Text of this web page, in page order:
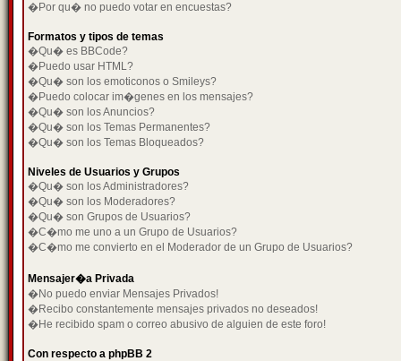
�Por qu� no puedo votar en encuestas?
Formatos y tipos de temas
�Qu� es BBCode?
�Puedo usar HTML?
�Qu� son los emoticonos o Smileys?
�Puedo colocar im�genes en los mensajes?
�Qu� son los Anuncios?
�Qu� son los Temas Permanentes?
�Qu� son los Temas Bloqueados?
Niveles de Usuarios y Grupos
�Qu� son los Administradores?
�Qu� son los Moderadores?
�Qu� son Grupos de Usuarios?
�C�mo me uno a un Grupo de Usuarios?
�C�mo me convierto en el Moderador de un Grupo de Usuarios?
Mensajer�a Privada
�No puedo enviar Mensajes Privados!
�Recibo constantemente mensajes privados no deseados!
�He recibido spam o correo abusivo de alguien de este foro!
Con respecto a phpBB 2